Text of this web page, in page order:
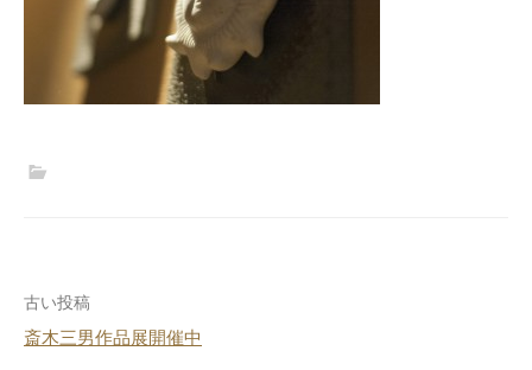
投
稿
古い投稿
斎木三男作品展開催中